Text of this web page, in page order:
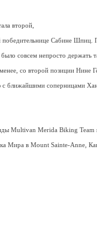
второй,
Сабине Шпиц.
совсем непросто держать
со второй позиции Нине
с ближайшими соперницами
Multivan Merida Biking Team
Мира в Mount Sainte-Anne,